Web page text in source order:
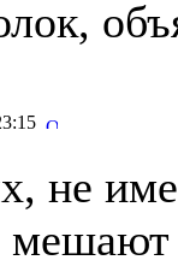
не